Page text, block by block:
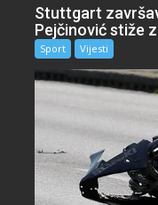
Stuttgart
Pejčinović stiže
Sport Vijesti